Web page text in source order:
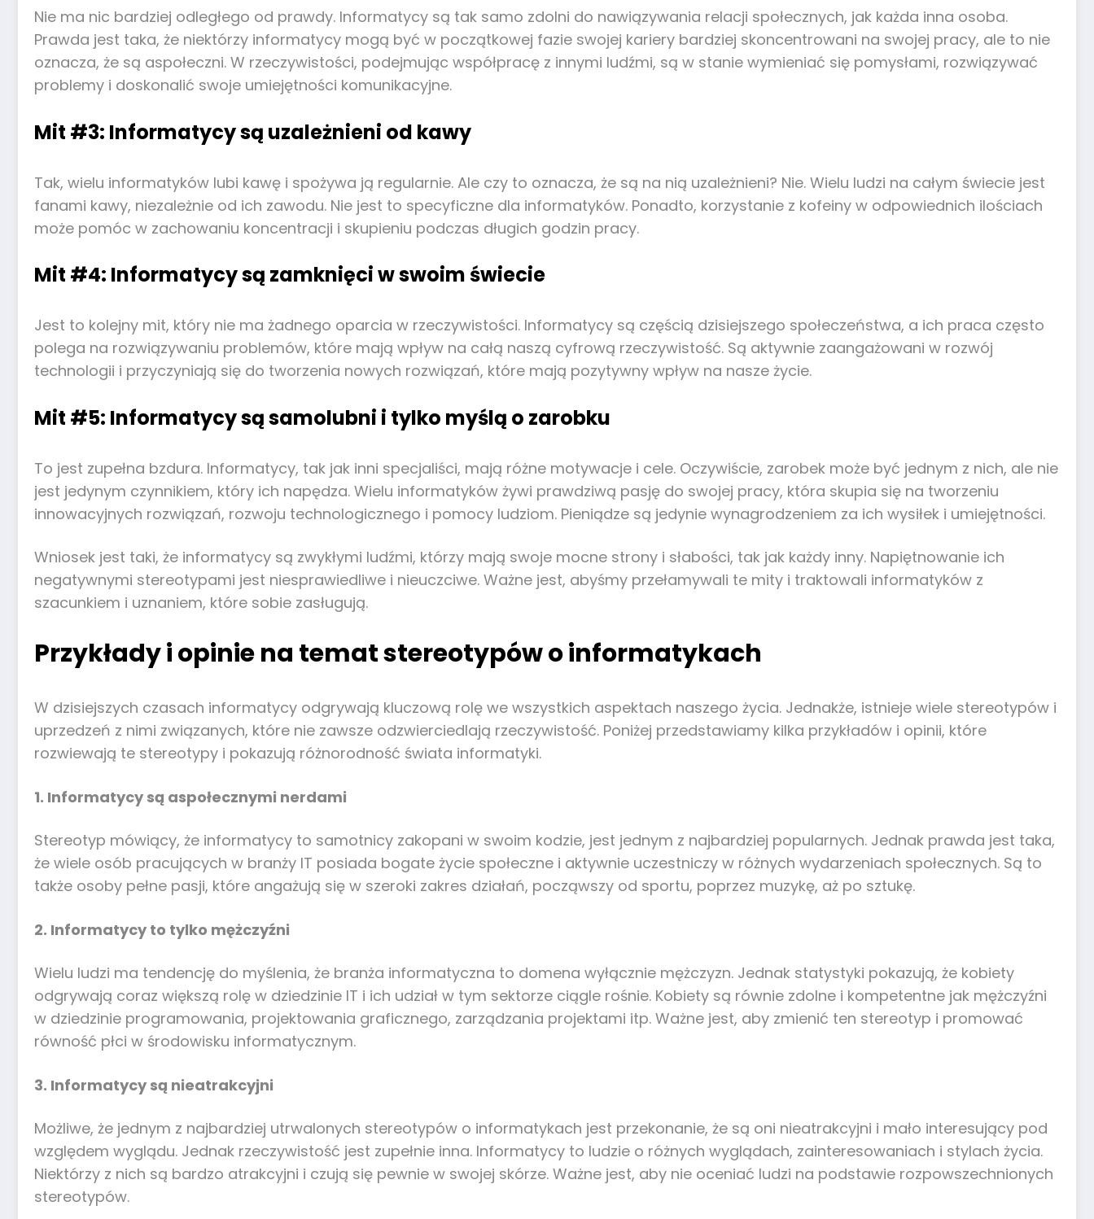
Nie ma nic bardziej odległego od prawdy. Informatycy są tak samo zdolni do nawiązywania relacji społecznych, jak każda inna osoba.
Prawda jest taka, że ​​niektórzy informatycy mogą być w początkowej fazie swojej kariery bardziej skoncentrowani na swojej pracy, ale to nie
oznacza, że są aspołeczni. W rzeczywistości, podejmując współpracę z innymi ludźmi, są w stanie wymieniać się pomysłami, rozwiązywać
problemy i doskonalić swoje umiejętności komunikacyjne.
Mit #3: Informatycy są uzależnieni od kawy
Tak, wielu informatyków lubi kawę i spożywa ją regularnie. Ale czy to oznacza, że są na nią uzależnieni? Nie. Wielu ludzi na całym świecie jest
fanami kawy, niezależnie od ich zawodu. Nie jest to specyficzne dla informatyków. Ponadto, korzystanie z kofeiny w odpowiednich ilościach
może pomóc w zachowaniu koncentracji i skupieniu podczas długich godzin pracy.
Mit #4: Informatycy są zamknięci w swoim świecie
Jest to kolejny mit, który nie ma żadnego oparcia w rzeczywistości. Informatycy są częścią dzisiejszego społeczeństwa, a ich praca często
polega na rozwiązywaniu problemów, które mają wpływ na całą naszą cyfrową rzeczywistość. Są aktywnie zaangażowani w rozwój
technologii i przyczyniają się do tworzenia nowych rozwiązań, które mają pozytywny wpływ na nasze życie.
Mit #5: Informatycy są samolubni i tylko myślą o zarobku
To jest zupełna bzdura. Informatycy, tak jak inni specjaliści, mają różne motywacje i cele. Oczywiście, zarobek może być jednym z nich, ale nie
jest jedynym czynnikiem, który ich napędza. Wielu informatyków żywi prawdziwą pasję do swojej pracy, która skupia się na tworzeniu
innowacyjnych rozwiązań, rozwoju technologicznego i pomocy ludziom. Pieniądze są jedynie wynagrodzeniem za ich wysiłek i umiejętności.
Wniosek jest taki, że informatycy są zwykłymi ludźmi, którzy mają swoje mocne strony i słabości, tak jak każdy inny. Napiętnowanie ich
negatywnymi stereotypami jest niesprawiedliwe i nieuczciwe. Ważne jest, abyśmy przełamywali te mity i traktowali informatyków z
szacunkiem i uznaniem, które sobie zasługują.
Przykłady i opinie na temat stereotypów o informatykach
W dzisiejszych czasach informatycy odgrywają kluczową rolę we wszystkich aspektach naszego życia. Jednakże, istnieje wiele stereotypów i
uprzedzeń z nimi związanych, które nie zawsze odzwierciedlają rzeczywistość. Poniżej przedstawiamy kilka przykładów i opinii, które
rozwiewają te stereotypy i pokazują różnorodność świata informatyki.
1. Informatycy są aspołecznymi nerdami
Stereotyp mówiący, że informatycy to samotnicy zakopani w swoim kodzie, jest jednym z najbardziej popularnych. Jednak prawda jest taka,
że wiele osób pracujących w branży IT posiada bogate życie społeczne i aktywnie uczestniczy w różnych wydarzeniach społecznych. Są to
także osoby pełne pasji, które angażują się w szeroki zakres działań, począwszy od sportu, poprzez muzykę, aż po sztukę.
2. Informatycy to tylko mężczyźni
Wielu ludzi ma tendencję do myślenia, że branża informatyczna to domena wyłącznie mężczyzn. Jednak statystyki pokazują, że kobiety
odgrywają coraz większą rolę w dziedzinie IT i ich udział w tym sektorze ciągle rośnie. Kobiety są równie zdolne i kompetentne jak mężczyźni
w dziedzinie programowania, projektowania graficznego, zarządzania projektami itp. Ważne jest, aby zmienić ten stereotyp i promować
równość płci w środowisku informatycznym.
3. Informatycy są nieatrakcyjni
Możliwe, że jednym z najbardziej utrwalonych stereotypów o informatykach jest przekonanie, że są oni nieatrakcyjni i mało interesujący pod
względem wyglądu. Jednak rzeczywistość jest zupełnie inna. Informatycy to ludzie o różnych wyglądach, zainteresowaniach i stylach życia.
Niektórzy z nich są bardzo atrakcyjni i czują się pewnie w swojej skórze. Ważne jest, aby nie oceniać ludzi na podstawie rozpowszechnionych
stereotypów.